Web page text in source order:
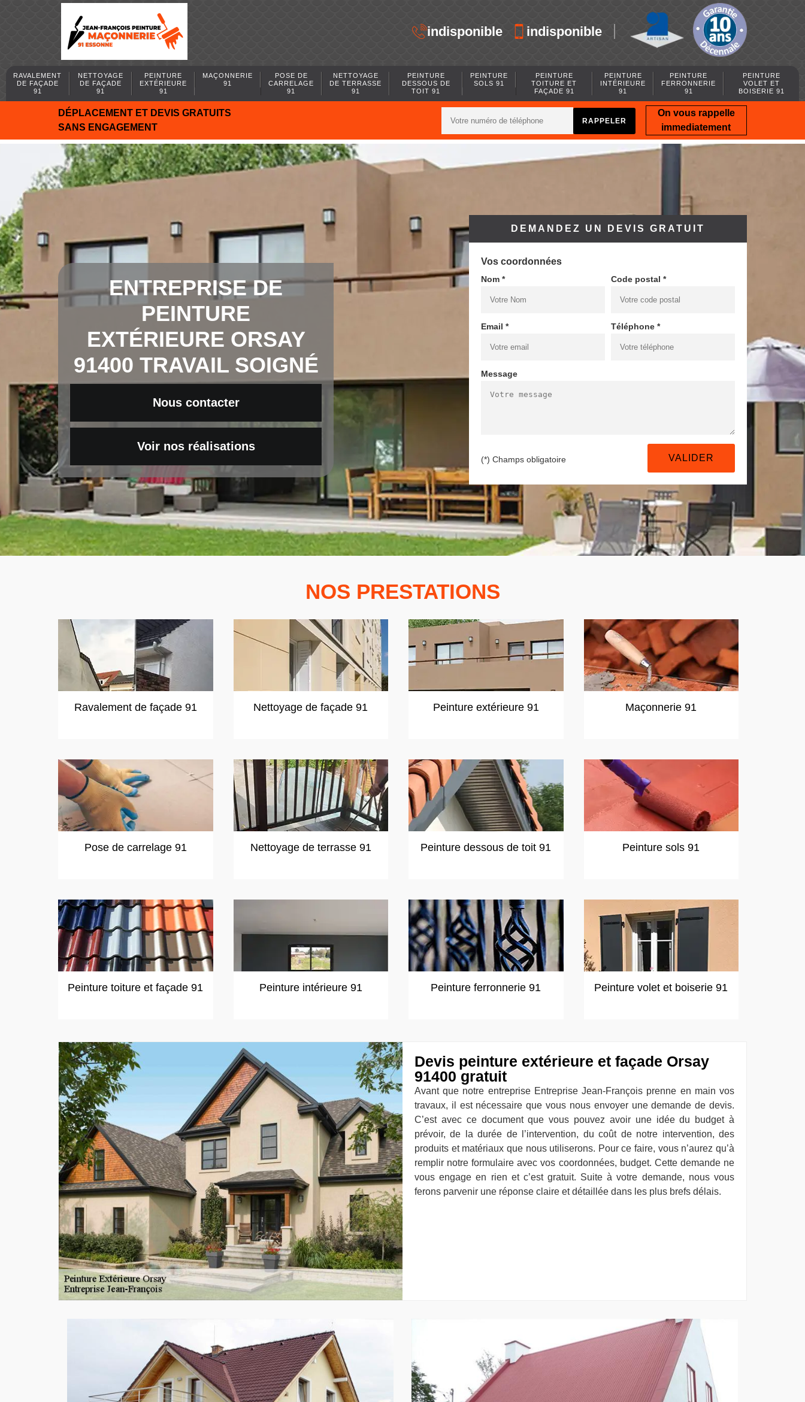
indisponible indisponible
RAVALEMENT
DE FAÇADE
91
NETTOYAGE
DE FAÇADE
91
PEINTURE
EXTÉRIEURE
91
MAÇONNERIE
91
POSE DE
CARRELAGE
91
NETTOYAGE
DE TERRASSE
91
PEINTURE
DESSOUS DE
TOIT 91
PEINTURE
SOLS 91
PEINTURE
TOITURE ET
FAÇADE 91
PEINTURE
INTÉRIEURE
91
PEINTURE
FERRONNERIE
91
PEINTURE
VOLET ET
BOISERIE 91
DÉPLACEMENT ET DEVIS GRATUITS
SANS ENGAGEMENT
On vous rappelle
immediatement
ENTREPRISE DE
PEINTURE
EXTÉRIEURE ORSAY
91400 TRAVAIL SOIGNÉ
Nous contacter
Voir nos réalisations
DEMANDEZ UN DEVIS GRATUIT
Vos coordonnées
Nom * Code postal *
Email * Téléphone *
Message
(*) Champs obligatoire
NOS PRESTATIONS
Ravalement de façade 91 Nettoyage de façade 91 Peinture extérieure 91 Maçonnerie 91
Pose de carrelage 91 Nettoyage de terrasse 91 Peinture dessous de toit 91 Peinture sols 91
Peinture toiture et façade 91 Peinture intérieure 91 Peinture ferronnerie 91 Peinture volet et boiserie 91
Devis peinture extérieure et façade Orsay
91400 gratuit
Avant que notre entreprise Entreprise Jean-François prenne en main vos
travaux, il est nécessaire que vous nous envoyer une demande de devis.
C’est avec ce document que vous pouvez avoir une idée du budget à
prévoir, de la durée de l’intervention, du coût de notre intervention, des
produits et matériaux que nous utiliserons. Pour ce faire, vous n’aurez qu’à
remplir notre formulaire avec vos coordonnées, budget. Cette demande ne
vous engage en rien et c’est gratuit. Suite à votre demande, nous vous
ferons parvenir une réponse claire et détaillée dans les plus brefs délais.